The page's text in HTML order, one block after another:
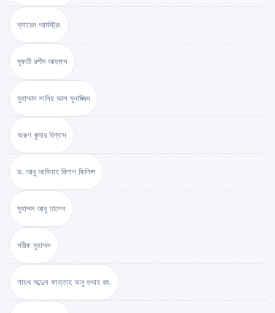
ক্যারেন আর্মস্ট্রং
মুফতী রশীদ আহমাদ
মুহাম্মাদ সালিহ আল মুনাজ্জিদ
অরুণ কুমার বিশ্বাস
ড. আবু আমিনাহ বিলাল ফিলিপ্স
মুহাম্মদ আবু তালেব
শরীফ মুহাম্মদ
শায়খ আব্দুল ফাত্তাহ আবু গুদ্দাহ রহ.